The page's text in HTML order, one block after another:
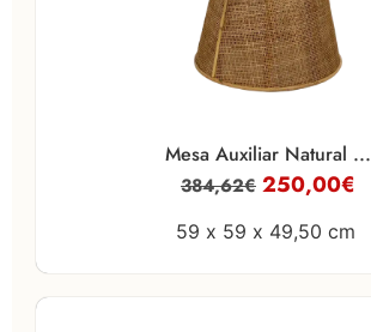
Mesa Auxiliar Natural ...
384,62€ 250,00€
59 x 59 x 49,50 cm